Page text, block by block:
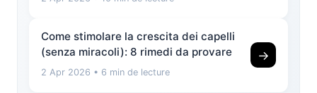
Come stimolare la crescita dei capelli
(senza miracoli): 8 rimedi da provare
2 Apr 2026 • 6 min de lecture
→